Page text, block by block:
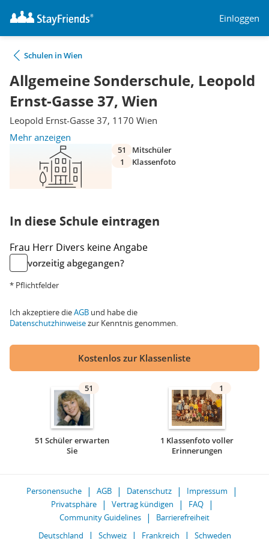
Einloggen
Schulen in Wien
Allgemeine Sonderschule, Leopold
Ernst-Gasse 37, Wien
Leopold Ernst-Gasse 37, 1170 Wien
Mehr anzeigen
51
Mitschüler
1
Klassenfoto
In diese Schule eintragen
Frau Herr Divers keine Angabe
vorzeitig abgegangen?
* Pflichtfelder
Ich akzeptiere dieAGB und habe die
Datenschutzhinweisezur Kenntnis genommen.
Kostenlos zur Klassenliste
51
51 Schüler erwarten
Sie
1
1 Klassenfoto voller
Erinnerungen
Personensuche AGB Datenschutz
Impressum
Privatsphäre
Vertrag kündigen
FAQ
Community Guidelines
Barrierefreiheit
Deutschland
Schweiz Frankreich Schweden